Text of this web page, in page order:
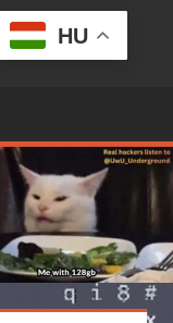
HU